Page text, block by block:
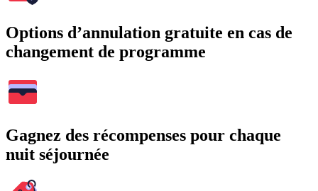
Options d’annulation gratuite en cas de
changement de programme
Gagnez des récompenses pour chaque
nuit séjournée